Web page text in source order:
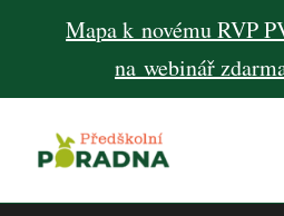
Mapa k novému RVP
na webinář